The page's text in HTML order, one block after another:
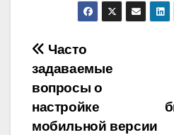
Навигация
по
записям
Часто
задаваемые
вопросы о
настройке
мобильной версии